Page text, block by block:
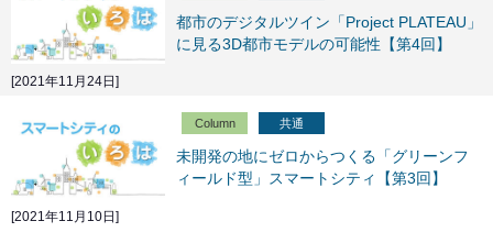
都市のデジタルツイン「Project PLATEAU」
に見る3D都市モデルの可能性【第4回】
[2021年11月24日]
Column 共通
未開発の地にゼロからつくる「グリーンフ
ィールド型」スマートシティ【第3回】
[2021年11月10日]